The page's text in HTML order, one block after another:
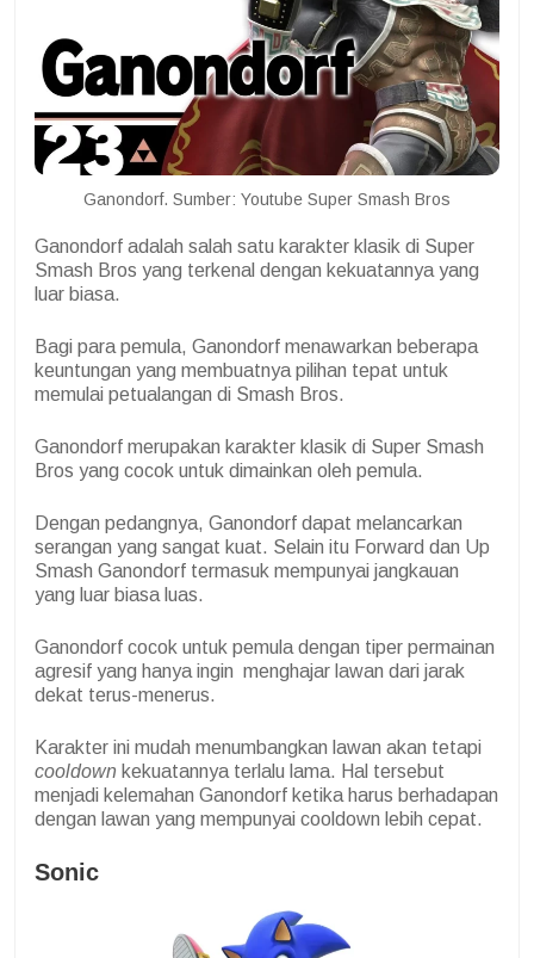
Ganondorf. Sumber: Youtube Super Smash Bros
Ganondorf adalah salah satu karakter klasik di Super
Smash Bros yang terkenal dengan kekuatannya yang
luar biasa.
Bagi para pemula, Ganondorf menawarkan beberapa
keuntungan yang membuatnya pilihan tepat untuk
memulai petualangan di Smash Bros.
Ganondorf merupakan karakter klasik di Super Smash
Bros yang cocok untuk dimainkan oleh pemula.
Dengan pedangnya, Ganondorf dapat melancarkan
serangan yang sangat kuat. Selain itu Forward dan Up
Smash Ganondorf termasuk mempunyai jangkauan
yang luar biasa luas.
Ganondorf cocok untuk pemula dengan tiper permainan
agresif yang hanya ingin menghajar lawan dari jarak
dekat terus-menerus.
Karakter ini mudah menumbangkan lawan akan tetapi
cooldown kekuatannya terlalu lama. Hal tersebut
menjadi kelemahan Ganondorf ketika harus berhadapan
dengan lawan yang mempunyai cooldown lebih cepat.
Sonic